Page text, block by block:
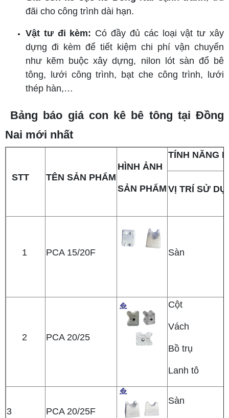
đãi cho công trình dài hạn.
Vật tư đi kèm: Có đầy đủ các loại vật tư xây
dựng đi kèm để tiết kiệm chi phí vận chuyển
như kẽm buộc xây dựng, nilon lót sàn đổ bê
tông, lưới công trình, bạt che công trình, lưới
thép hàn,…
Bảng báo giá con kê bê tông tại Đồng
Nai mới nhất
STT TÊN SẢN PHẨM
HÌNH ẢNH
SẢN PHẨM
TÍNH NĂNG
VỊ TRÍ SỬ
1 PCA 15/20F Sàn
2 PCA 20/25
Cột
Vách
Bồ trụ
Lanh tô
3 PCA 20/25F
Sàn